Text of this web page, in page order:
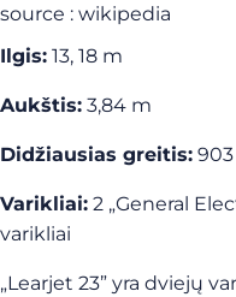
source : wikipedia
Ilgis: 13, 18 m
Aukštis: 3,84 m
Didžiausias greitis:
Varikliai: 2 „General
varikliai
„Learjet 23” yra dviejų